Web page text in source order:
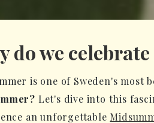
do we
is one of Sweden's
Let's dive into this
an unforgettable